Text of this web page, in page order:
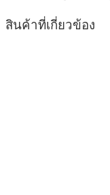
สินค้าที่เกี่ยวข้อง